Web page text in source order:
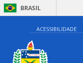
BRASIL
ACESSIBILIDADE